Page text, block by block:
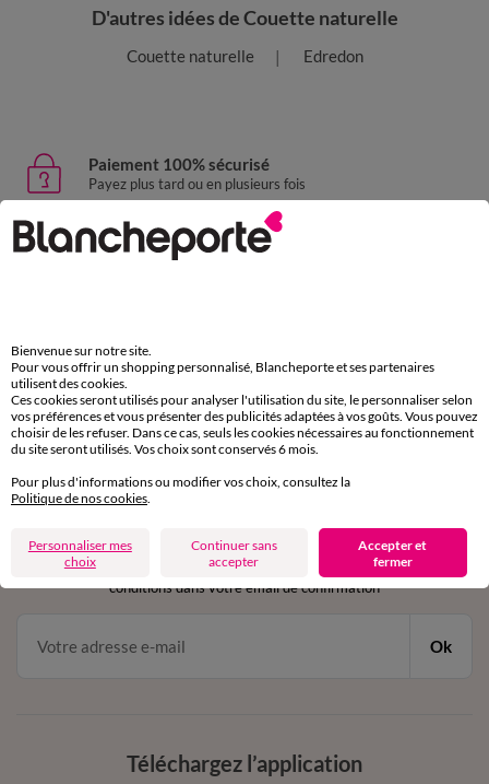
D'autres idées de Couette naturelle
Couette naturelle Edredon
Paiement 100% sécurisé
Payez plus tard ou en plusieurs fois
Livraison express
domicile, relais, consignes automatiques
Service clients
par chat et par téléphone
de 8h00 à 20h00 du lundi au samedi
en vous inscrivant à la newsletter
dès 20€ d’achat
conditions dans votre email de confirmation
Ok
Téléchargez l’application
Bienvenue sur notre site.
Pour vous offrir un shopping personnalisé, Blancheporte et ses partenaires
utilisent des cookies.
Ces cookies seront utilisés pour analyser l'utilisation du site, le personnaliser selon
vos préférences et vous présenter des publicités adaptées à vos goûts. Vous pouvez
choisir de les refuser. Dans ce cas, seuls les cookies nécessaires au fonctionnement
du site seront utilisés. Vos choix sont conservés 6 mois.
Pour plus d'informations ou modifier vos choix, consultez la
Politique de nos cookies.
Personnaliser mes
choix
Continuer sans
accepter
Accepter et
fermer